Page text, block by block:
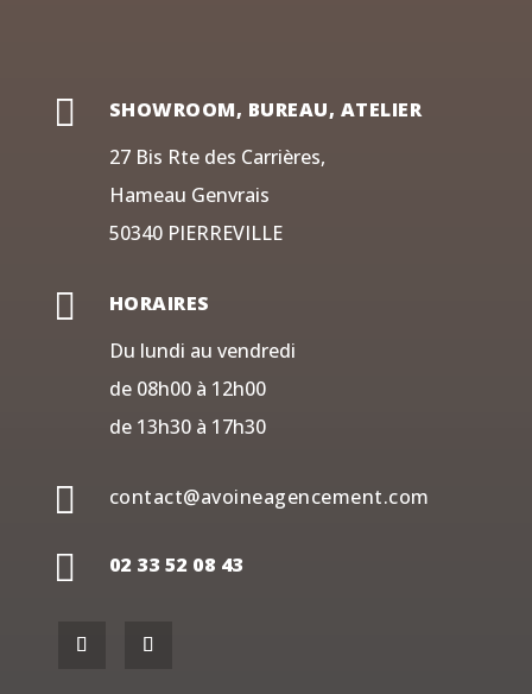

SHOWROOM, BUREAU, ATELIER
27 Bis Rte des Carrières,
Hameau Genvrais
50340 PIERREVILLE

HORAIRES
Du lundi au vendredi
de 08h00 à 12h00
de 13h30 à 17h30
 contact@avoineagencement.com
 02 33 52 08 43